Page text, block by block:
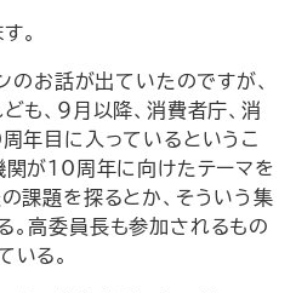
。
のお話が出ていたのですが、
も、９月以降、消費者庁、消
年目に入っているというこ
関が10周年に向けたテーマを
課題を探るとか、そういう集
。高委員長も参加されるもの
いる。